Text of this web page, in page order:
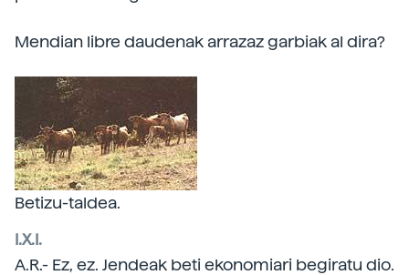
Mendian libre daudenak arrazaz garbiak al dira?
Betizu-taldea.
I.X.I.
A.R.- Ez, ez. Jendeak beti ekonomiari begiratu dio.